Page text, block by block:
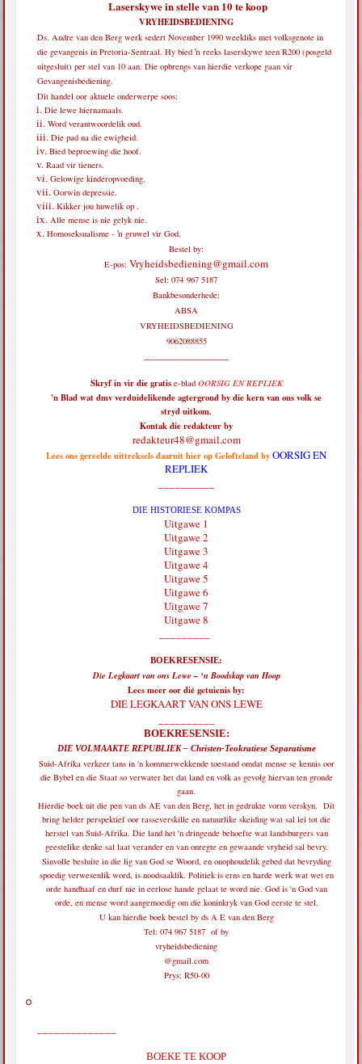
Laserskywe in stelle van 10 te koop
VRYHEIDSBEDIENING
Ds. Andre van den Berg werk sedert November 1990 weekliks met volksgenote in
die gevangenis in Pretoria-Sentraal. Hy bied ŉ reeks laserskywe teen R200 (posgeld
uitgesluit) per stel van 10 aan. Die opbrengs van hierdie verkope gaan vir
Gevangenisbediening.
Dit handel oor aktuele onderwerpe soos:
Die lewe hiernamaals.
Word verantwoordelik oud.
Die pad na die ewigheid.
Bied beproewing die hoof.
Raad vir tieners.
Gelowige kinderopvoeding.
Oorwin depressie.
Kikker jou huwelik op .
Alle mense is nie gelyk nie.
Homoseksualisme - ŉ gruwel vir God.
Bestel by:
E-pos: Vryheidsbediening@gmail.com
Sel: 074 967 5187
Bankbesonderhede:
ABSA
VRYHEIDSBEDIENING
9062088855
Skryf in vir diegratise-bladOORSIG EN REPLIEK
'n Blad wat dmv verduidelikende agtergrond by die kern van ons volk se
stryd uitkom.
Kontak die redakteur by
redakteur48@gmail.com
Lees ons gereelde uittreksels daaruit hier op Gelofteland byOORSIG EN
REPLIEK
DIE HISTORIESE KOMPAS
Uitgawe 1
Uitgawe 2
Uitgawe 3
Uitgawe 4
Uitgawe 5
Uitgawe 6
Uitgawe 7
Uitgawe 8
BOEKRESENSIE:
Die Legkaart van ons Lewe – ‘n Boodskap van Hoop
Lees meer oor dié getuienis by:
DIE LEGKAART VAN ONS LEWE
BOEKRESENSIE:
DIE VOLMAAKTE REPUBLIEK – Christen-Teokratiese Separatisme
Suid-Afrika verkeer tans in 'n kommerwekkende toestand omdat mense se kennis oor
die Bybel en die Staat so verwater het dat land en volk as gevolg hiervan ten gronde
gaan.
Hierdie boek uit die pen van ds AE van den Berg, het in gedrukte vorm verskyn. Dit
bring helder perspektief oor rasseverskille en natuurlike skeiding wat sal lei tot die
herstel van Suid-Afrika. Die land het 'n dringende behoefte wat landsburgers van
geestelike denke sal laat verander en van onregte en gewaande vryheid sal bevry.
Sinvolle besluite in die lig van God se Woord, en onophoudelik gebed dat bevryding
spoedig verwesenlik word, is noodsaaklik. Politiek is erns en harde werk wat wet en
orde handhaaf en durf nie in eerlose hande gelaat te word nie. God is 'n God van
orde, en mense word aangemoedig om die koninkryk van God eerste te stel.
U kan hierdie boek bestel by ds A E van den Berg
Tel: 074 967 5187 of by
vryheidsbediening
@gmail.com
Prys: R50-00
BOEKE TE KOOP